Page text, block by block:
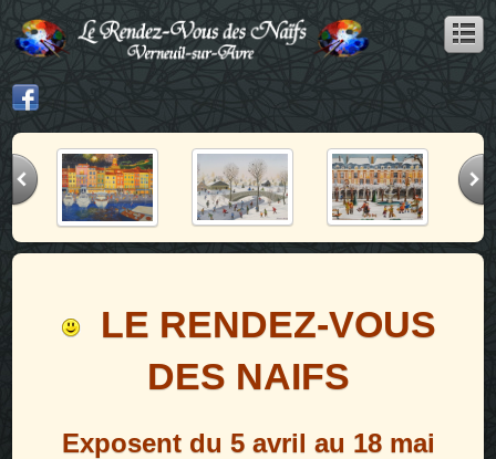
LE RENDEZ-VOUS
DES NAIFS
Exposent du 5 avril au 18 mai